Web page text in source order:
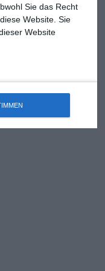
Sie das Recht
Website. Sie
Website